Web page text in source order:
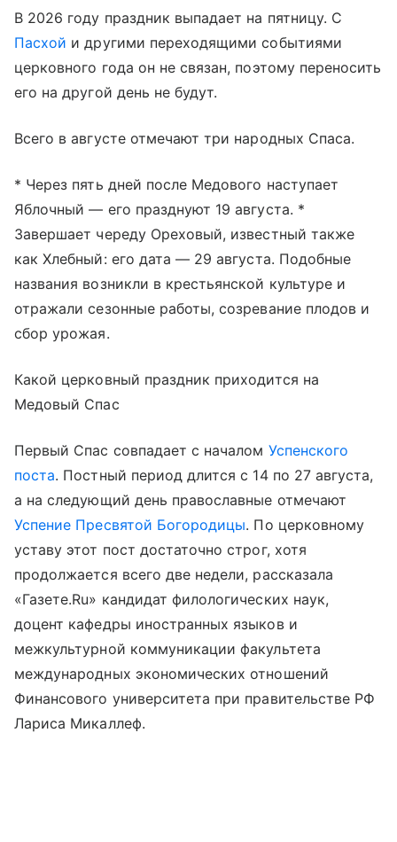
В 2026 году праздник выпадает на пятницу. С
Пасхой и другими переходящими событиями
церковного года он не связан, поэтому переносить
его на другой день не будут.
Всего в августе отмечают три народных Спаса.
* Через пять дней после Медового наступает
Яблочный — его празднуют 19 августа. *
Завершает череду Ореховый, известный также
как Хлебный: его дата — 29 августа. Подобные
названия возникли в крестьянской культуре и
отражали сезонные работы, созревание плодов и
сбор урожая.
Какой церковный праздник приходится на
Медовый Спас
Первый Спас совпадает с началом Успенского
поста. Постный период длится с 14 по 27 августа,
а на следующий день православные отмечают
Успение Пресвятой Богородицы. По церковному
уставу этот пост достаточно строг, хотя
продолжается всего две недели, рассказала
«Газете.Ru» кандидат филологических наук,
доцент кафедры иностранных языков и
межкультурной коммуникации факультета
международных экономических отношений
Финансового университета при правительстве РФ
Лариса Микаллеф.